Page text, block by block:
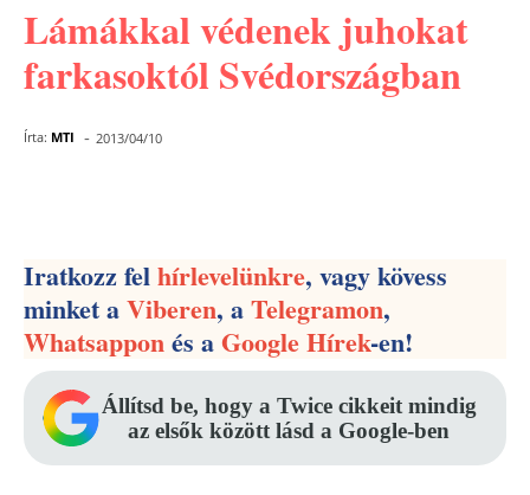
Lámákkal védenek juhokat
farkasoktól Svédországban
Írta: MTI - 2013/04/10
Iratkozz felhírlevelünkre, vagy kövess
minket aViberen, aTelegramon,
Whatsapponés aGoogle Hírek-en!
Állítsd be, hogy a Twice cikkeit mindig
az elsők között lásd a Google-ben